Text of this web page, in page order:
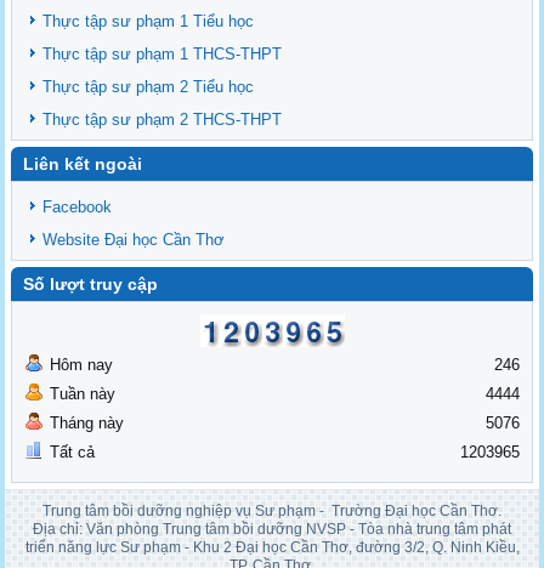
Thông báo chiêu sinh lớp BD NVSP dạy đại học, cao đẳng, trung cấp
cấp chứng nhận khóa 03
Thông báo tổng khai giảng các lớp BDNVSP TH K5, THCS K5, THPT
K5
Thực tập sư phạm 1 Tiểu học
Thực tập sư phạm 1 THCS-THPT
Thực tập sư phạm 2 Tiểu học
Thực tập sư phạm 2 THCS-THPT
Liên kết ngoài
Facebook
Website Đại học Cần Thơ
Số lượt truy cập
Hôm nay
Tuần này
Tháng này
Tất cả
246
4444
5076
1203965
Trung tâm bồi dưỡng nghiệp vụ Sư phạm - Trường Đại học Cần Thơ.
Địa chỉ: Văn phòng Trung tâm bồi dưỡng NVSP - Tòa nhà trung tâm phát
triển năng lực Sư phạm - Khu 2 Đại học Cần Thơ, đường 3/2, Q. Ninh Kiều,